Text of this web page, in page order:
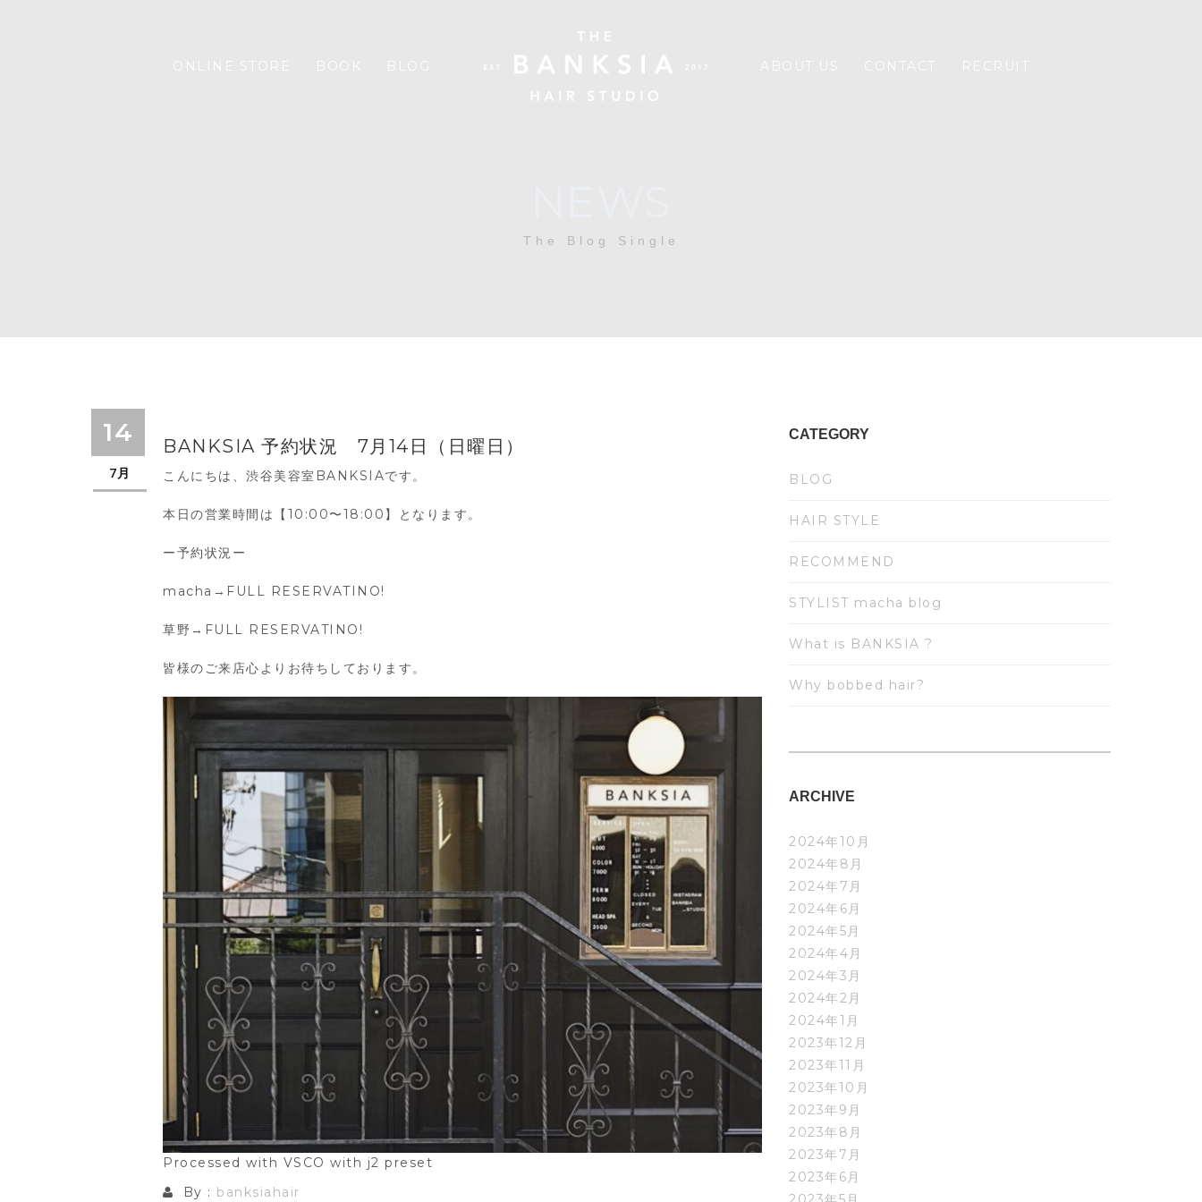
The Blog Single
14
7月
BANKSIA 予約状況 7月14日（日曜日）
こんにちは、渋谷美容室BANKSIAです。
本日の営業時間は【10:00〜18:00】となります。
ー予約状況ー
macha→FULL RESERVATINO!
草野→FULL RESERVATINO!
皆様のご来店心よりお待ちしております。
Processed with VSCO with j2 preset
By : banksiahair
CATEGORY
BLOG
HAIR STYLE
RECOMMEND
STYLIST macha blog
What is BANKSIA ?
Why bobbed hair?
ARCHIVE
2024年10月
2024年8月
2024年7月
2024年6月
2024年5月
2024年4月
2024年3月
2024年2月
2024年1月
2023年12月
2023年11月
2023年10月
2023年9月
2023年8月
2023年7月
2023年6月